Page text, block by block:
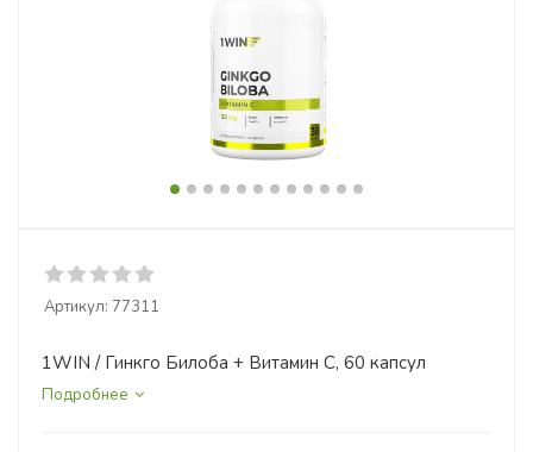
Артикул: 77311
1WIN / Гинкго Билоба + Витамин С, 60 капсул
Подробнее